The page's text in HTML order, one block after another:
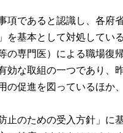
あると認識し、各府
基本として対処してい
専門医）による職場
な取組の一つであり、
促進を図っているほか
のための受入方針」に